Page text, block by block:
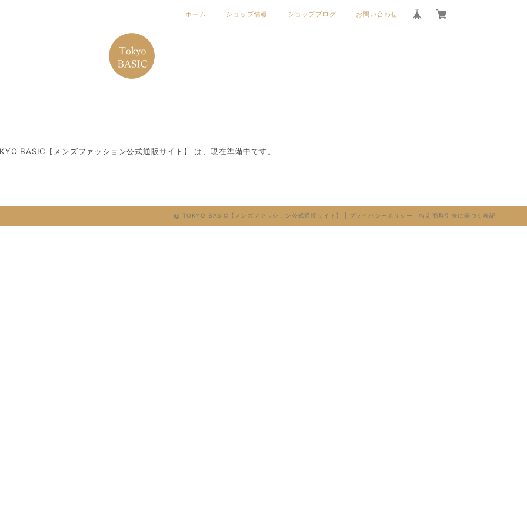
ホーム ショップ情報 ショップブログ お問い合わせ
BASIC【メンズファッション公式通販サイト】 は、現在準備中です。
TOKYO BASIC【メンズファッション公式通販サイト】 | プライバシーポリシー |特定商取引法に基づく表記